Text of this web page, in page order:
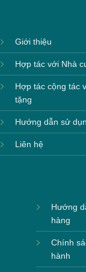
Giới thiệu
Hợp tác với Nhà
Hợp tác cộng tác
tặng
Hướng dẫn sử
Liên hệ
Hướng
hàng
Chính
hành